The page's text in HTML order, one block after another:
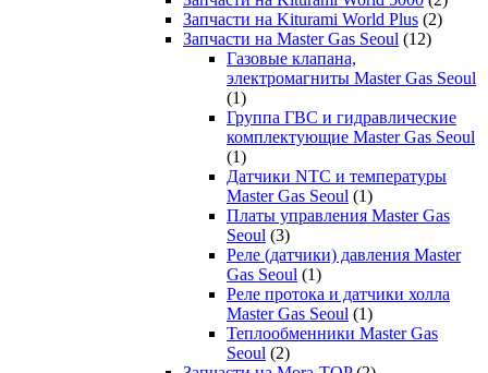
Запчасти на Kiturami World Plus (2)
Запчасти на Master Gas Seoul (12)
Газовые клапана,
электромагниты Master Gas Seoul
(1)
Группа ГВС и гидравлические
комплектующие Master Gas Seoul
(1)
Датчики NTC и температуры
Master Gas Seoul (1)
Платы управления Master Gas
Seoul (3)
Реле (датчики) давления Master
Gas Seoul (1)
Реле протока и датчики холла
Master Gas Seoul (1)
Теплообменники Master Gas
Seoul (2)